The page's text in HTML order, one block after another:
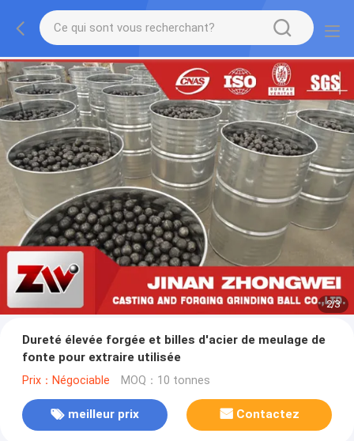
2/3
Dureté élevée forgée et billes d'acier de meulage de
fonte pour extraire utilisée
Prix：Négociable MOQ：10 tonnes
meilleur prix Contactez